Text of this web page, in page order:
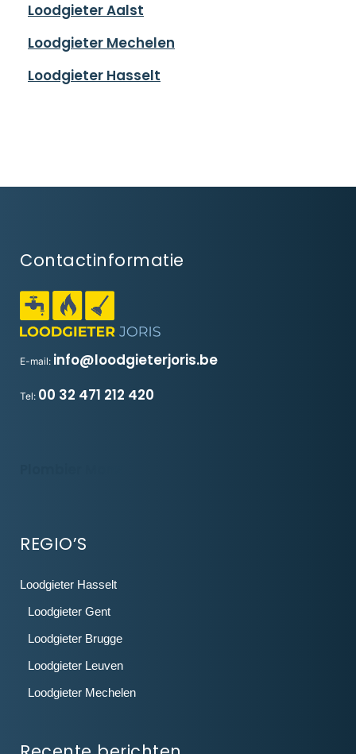
Loodgieter Aalst
Loodgieter Mechelen
Loodgieter Hasselt
Contactinformatie
E-mail: info@loodgieterjoris.be
Tel: 00 32 471 212 420
REGIO’S
Loodgieter Hasselt
Loodgieter Gent
Loodgieter Brugge
Loodgieter Leuven
Loodgieter Mechelen